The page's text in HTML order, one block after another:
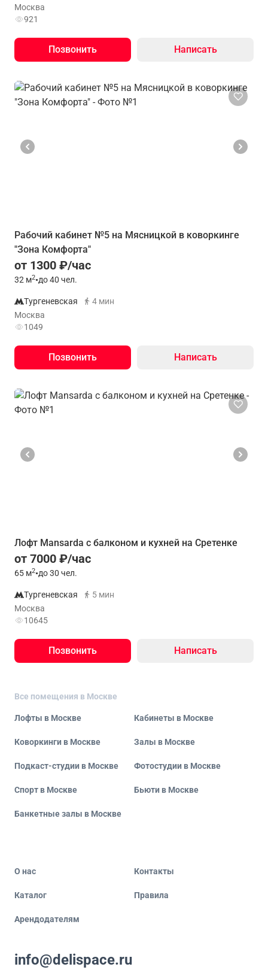
Москва
921
Позвонить Написать
Рабочий кабинет №5 на Мясницкой в коворкинге
"Зона Комфорта"
от 1300 ₽/час
32 м2•до 40 чел.
Тургеневская
4 мин
Москва
1049
Позвонить Написать
Лофт Mansarda с балконом и кухней на Сретенке
от 7000 ₽/час
65 м2•до 30 чел.
Тургеневская
5 мин
Москва
10645
Позвонить Написать
Все помещения в Москве
Лофты в Москве Кабинеты в Москве
Коворкинги в Москве Залы в Москве
Подкаст-студии в Москве Фотостудии в Москве
Спорт в Москве Бьюти в Москве
Банкетные залы в Москве
О нас Контакты
Каталог Правила
Арендодателям
info@delispace.ru